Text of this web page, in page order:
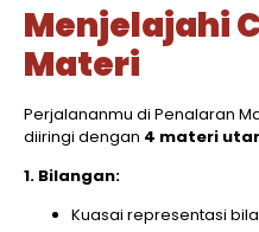
Menjelajahi
Materi
Perjalananmu di Penalaran
diiringi dengan 4 materi
1. Bilangan:
Kuasai representasi